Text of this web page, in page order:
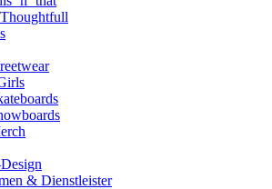
& Dienstleister